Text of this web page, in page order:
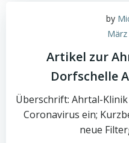
by
März
Artikel zur
Dorfschelle
Überschrift: Ahrtal-
Coronavirus ein;
neue